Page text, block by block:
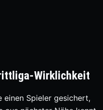
Wirklichkeit
einen Spieler gesichert,